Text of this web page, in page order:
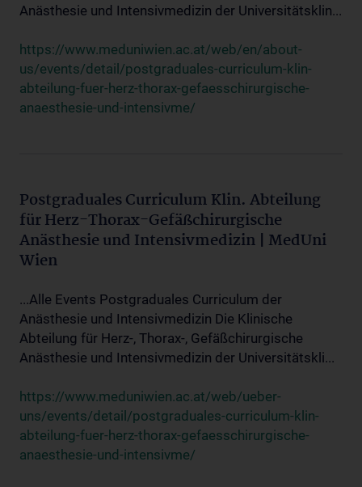
Anästhesie und Intensivmedizin der Universitätsklin...
https://www.meduniwien.ac.at/web/en/about-
us/events/detail/postgraduales-curriculum-klin-
abteilung-fuer-herz-thorax-gefaesschirurgische-
anaesthesie-und-intensivme/
Postgraduales Curriculum Klin. Abteilung
für Herz-Thorax-Gefäßchirurgische
Anästhesie und Intensivmedizin | MedUni
Wien
...Alle Events Postgraduales Curriculum der
Anästhesie und Intensivmedizin Die Klinische
Abteilung für Herz-, Thorax-, Gefäßchirurgische
Anästhesie und Intensivmedizin der Universitätskli...
https://www.meduniwien.ac.at/web/ueber-
uns/events/detail/postgraduales-curriculum-klin-
abteilung-fuer-herz-thorax-gefaesschirurgische-
anaesthesie-und-intensivme/